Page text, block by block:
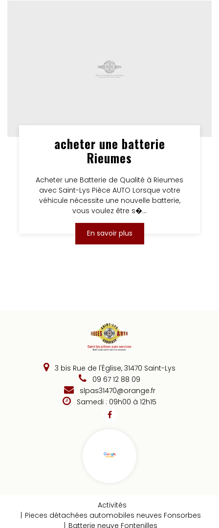
acheter une batterie
Rieumes
Acheter une Batterie de Qualité à Rieumes
avec Saint-Lys Pièce AUTO Lorsque votre
véhicule nécessite une nouvelle batterie,
vous voulez être s�...
En savoir plus
3 bis Rue de l'Église, 31470 Saint-Lys
09 67 12 88 09
slpas31470@orange.fr
Samedi : 09h00 à 12h15
Activités
Pieces détachées automobiles neuves Fonsorbes
Batterie neuve Fontenilles